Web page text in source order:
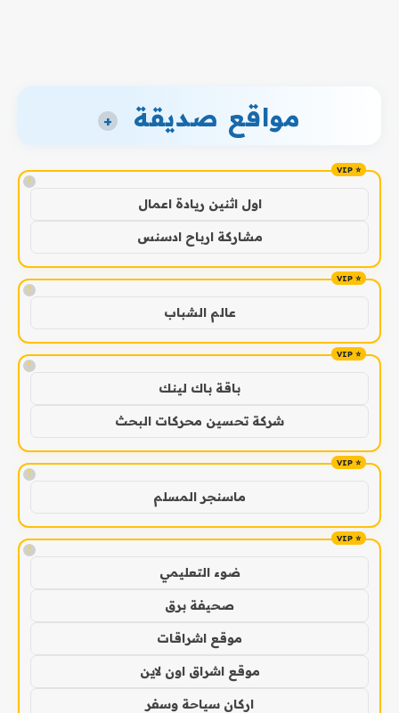
مواقع صديقة +
!
اول اثنين ريادة اعمال
مشاركة ارباح ادسنس
!
عالم الشباب
!
باقة باك لينك
شركة تحسين محركات البحث
!
ماسنجر المسلم
!
ضوء التعليمي
صحيفة برق
موقع اشراقات
موقع اشراق اون لاين
اركان سياحة وسفر